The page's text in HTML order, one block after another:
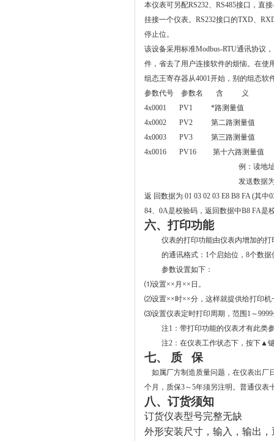
本仪表可另配RS232、RS485接口，直
挂接一个仪表。 RS232接口的TXD、
停止位。
该设备采用标准Modbus-RTU通讯协议
件，省去了用户连接软件的烦恼。在使
组态王寄存器从4001开始，别的组态软
参数代号 参数名 含 义
4x0001 PV1 *路测量值
4x0002 PV2 第二路测量值
4x0003 PV3 第三路测量值
4x0016 PV16 第十六路测量值
例：读地
发送数据
返 回数据为 01 03 02 03 E8 B8 FA (其
84、0A是校验码，返回数据中B8 FA是
六、打印功能
仪表的打印功能由仪表内增加的
的通讯格式：1个启始位，8个数
参数设置如下：
⑴设置×× 月 ×× 日。
⑵设置××时××分，这样就提供给打印
⑶设置仪表定时打印周期，范围 1 ～9999
注1：带打印功能的仪表才有此类
注2：在仪表工作状态下，按下▲
七、 质 保
如属厂方制造质量问题，在仪表出厂
个月，质保3～5年须另注明。普通仪表
八、订货须知
订货仪表型号完整无缺
外形安装尺寸，输入，输出